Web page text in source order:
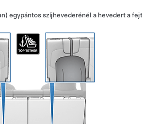
egypántos szíjhevederénél a hevedert a